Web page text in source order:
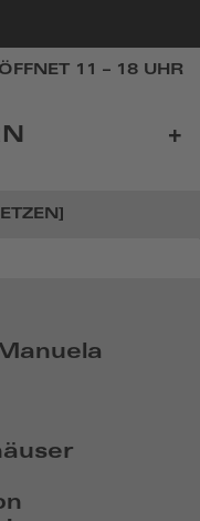
11 – 18 UHR